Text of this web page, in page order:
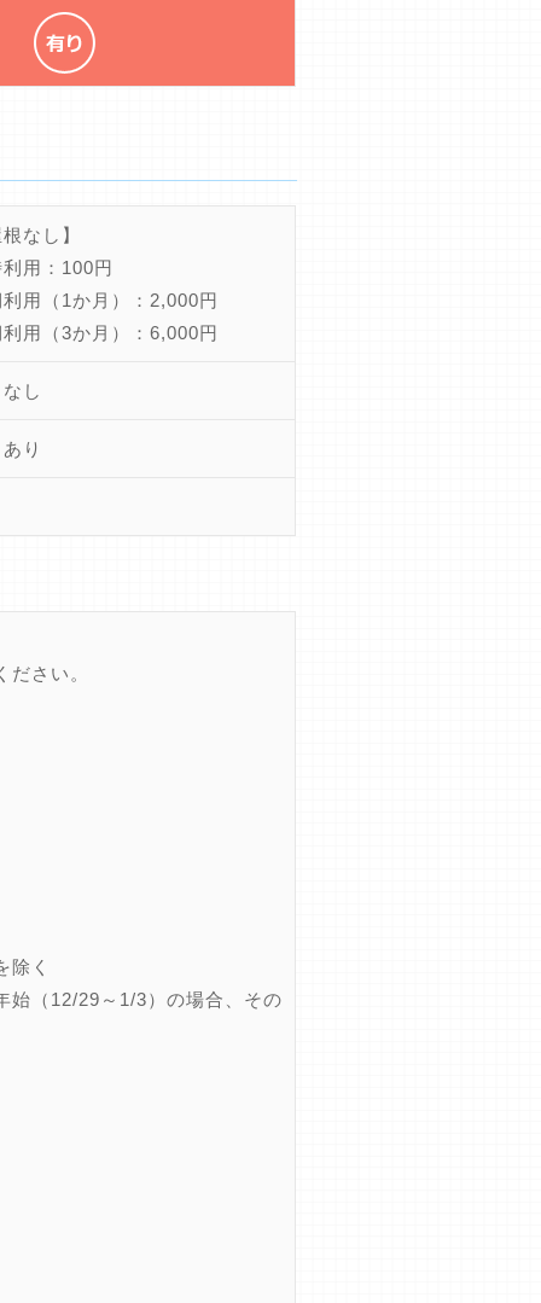
なし】
用：100円
用（1か月）：2,000円
用（3か月）：6,000円
し
り
さい。
除く
始（12/29～1/3）の場合、その